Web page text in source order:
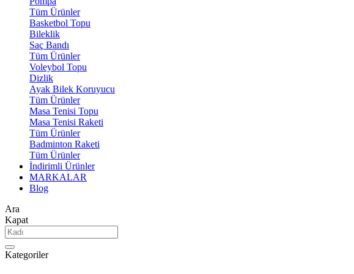
Tüm Ürünler
Basketbol Topu
Bileklik
Saç Bandı
Tüm Ürünler
Voleybol Topu
Dizlik
Ayak Bilek Koruyucu
Tüm Ürünler
Masa Tenisi Topu
Masa Tenisi Raketi
Tüm Ürünler
Badminton Raketi
Tüm Ürünler
İndirimli Ürünler
MARKALAR
Blog
Ara
Kapat
Kategoriler